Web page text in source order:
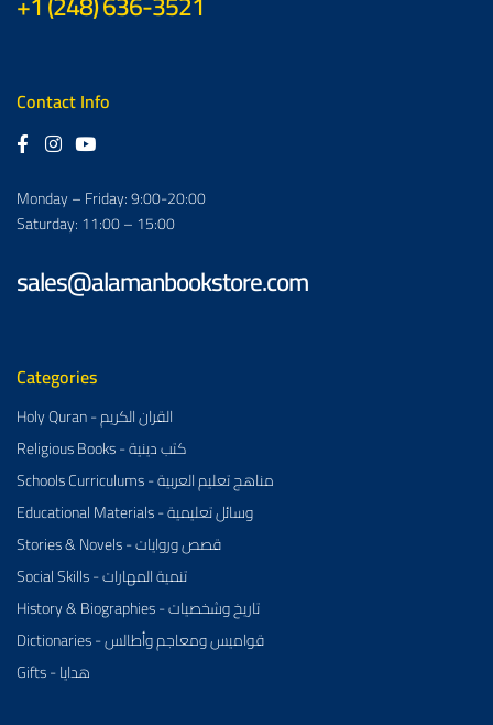
Contact Info
Monday – Friday: 9:00-20:00
Saturday: 11:00 – 15:00
sales@alamanbookstore.com
Categories
Holy Quran - القران الكريم
Religious Books - كتب دينية
Schools Curriculums - مناهج تعليم العربية
Educational Materials - وسائل تعليمية
Stories & Novels - قصص وروايات
Social Skills - تنمية المهارات
History & Biographies - تاريخ وشخصيات
Dictionaries - قواميس ومعاجم وأطالس
Gifts - هدايا